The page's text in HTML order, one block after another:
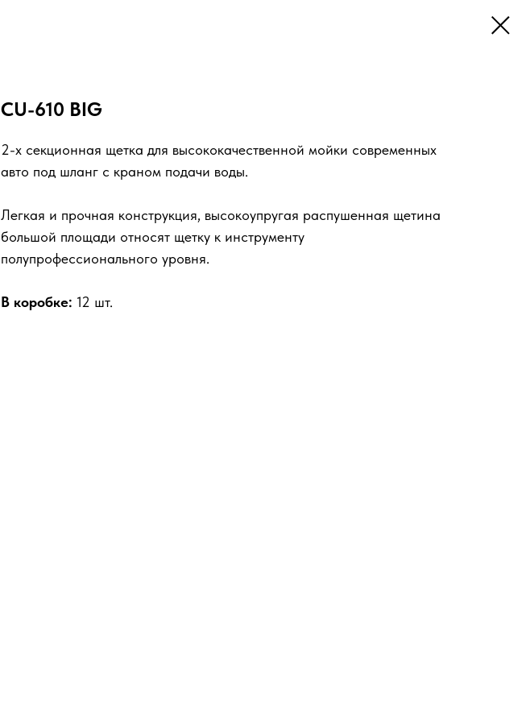
CU-610 BIG
2-х секционная щетка для высококачественной мойки современных
авто под шланг с краном подачи воды.
Легкая и прочная конструкция, высокоупругая распушенная щетина
большой площади относят щетку к инструменту
полупрофессионального уровня.
В коробке: 12 шт.